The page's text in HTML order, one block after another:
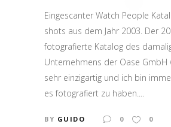
Eingescanter Watch People
shots aus dem Jahr 2003. Der
fotografierte Katalog des
Unternehmens der Oase GmbH
sehr einzigartig und ich bin
es fotografiert zu haben....
BY GUIDO 0 0
MAIL: mail[at]guidobewegt.de